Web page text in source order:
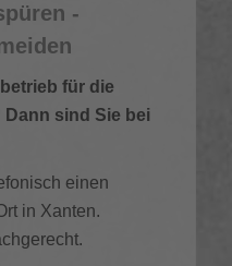
-
für die
sind Sie bei
einen
in Xanten.